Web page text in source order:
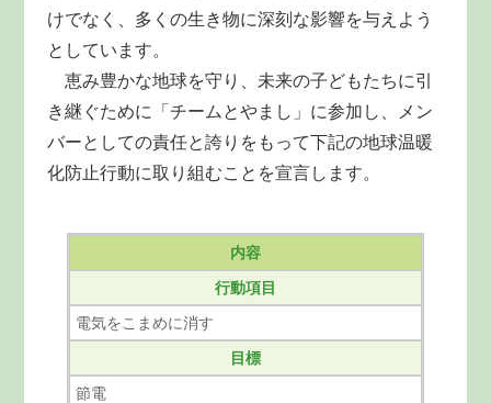
けでなく、多くの生き物に深刻な影響を与えよう
としています。
恵み豊かな地球を守り、未来の子どもたちに引
き継ぐために「チームとやまし」に参加し、メン
バーとしての責任と誇りをもって下記の地球温暖
化防止行動に取り組むことを宣言します。
内容
行動項目
電気をこまめに消す
目標
節電